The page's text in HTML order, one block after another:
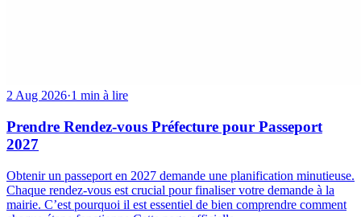
2 Aug 2026·1 min à lire
Prendre Rendez-vous Préfecture pour Passeport
2027
Obtenir un passeport en 2027 demande une planification minutieuse.
Chaque rendez-vous est crucial pour finaliser votre demande à la
mairie. C’est pourquoi il est essentiel de bien comprendre comment